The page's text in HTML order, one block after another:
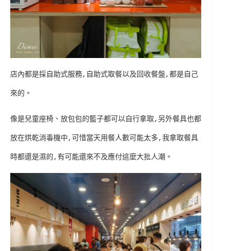
店內都是採自助式服務,自助式取餐以及回收餐盤,都是自己
來的。
像是兒童座椅、放包包的籃子都可以自行拿取,另外餐具也都
放在烘乾消毒機中,可惜當天用餐人數可能太多,我拿取餐具
時都還是濕的,有可能還來不及應付這麼大批人潮。